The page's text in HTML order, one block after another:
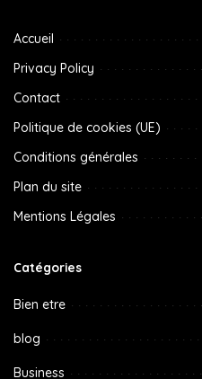
Accueil
Privacy Policy
Contact
Politique de cookies (UE)
Conditions générales
Plan du site
Mentions Légales
Catégories
Bien etre
blog
Business